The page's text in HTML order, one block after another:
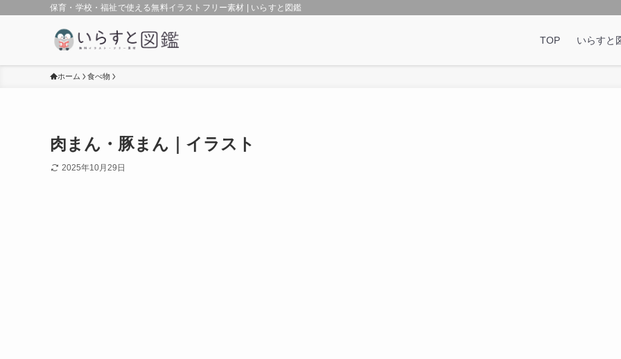
保育・学校・福祉で使える無料イラストフリー素材 | いらすと図鑑
TOP いらすと
ホーム 食べ物
肉まん・豚まん｜イラスト
2025年10月29日